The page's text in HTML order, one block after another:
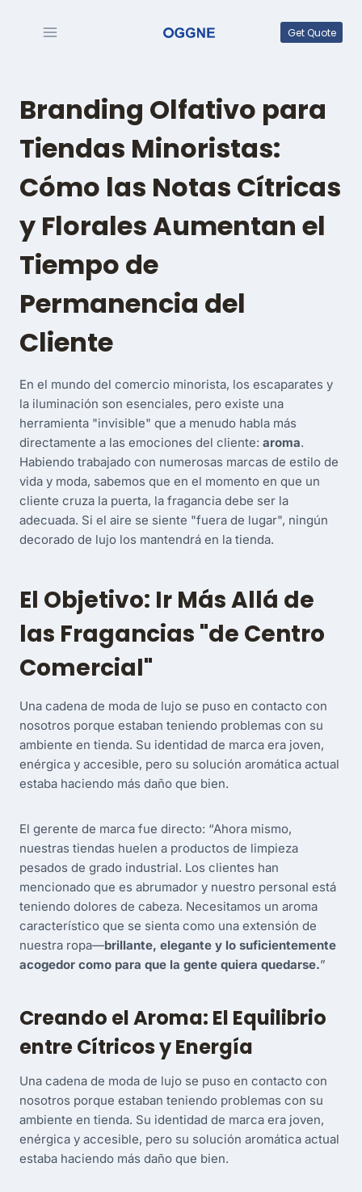
Get Quote
Branding Olfativo para
Tiendas Minoristas:
Cómo las Notas Cítricas
y Florales Aumentan el
Tiempo de
Permanencia del
Cliente
En el mundo del comercio minorista, los escaparates y
la iluminación son esenciales, pero existe una
herramienta "invisible" que a menudo habla más
directamente a las emociones del cliente: aroma.
Habiendo trabajado con numerosas marcas de estilo de
vida y moda, sabemos que en el momento en que un
cliente cruza la puerta, la fragancia debe ser la
adecuada. Si el aire se siente "fuera de lugar", ningún
decorado de lujo los mantendrá en la tienda.
El Objetivo: Ir Más Allá de
las Fragancias "de Centro
Comercial"
Una cadena de moda de lujo se puso en contacto con
nosotros porque estaban teniendo problemas con su
ambiente en tienda. Su identidad de marca era joven,
enérgica y accesible, pero su solución aromática actual
estaba haciendo más daño que bien.
El gerente de marca fue directo: “Ahora mismo,
nuestras tiendas huelen a productos de limpieza
pesados de grado industrial. Los clientes han
mencionado que es abrumador y nuestro personal está
teniendo dolores de cabeza. Necesitamos un aroma
característico que se sienta como una extensión de
nuestra ropa—brillante, elegante y lo suficientemente
acogedor como para que la gente quiera quedarse.”
Creando el Aroma: El Equilibrio
entre Cítricos y Energía
Una cadena de moda de lujo se puso en contacto con
nosotros porque estaban teniendo problemas con su
ambiente en tienda. Su identidad de marca era joven,
enérgica y accesible, pero su solución aromática actual
estaba haciendo más daño que bien.